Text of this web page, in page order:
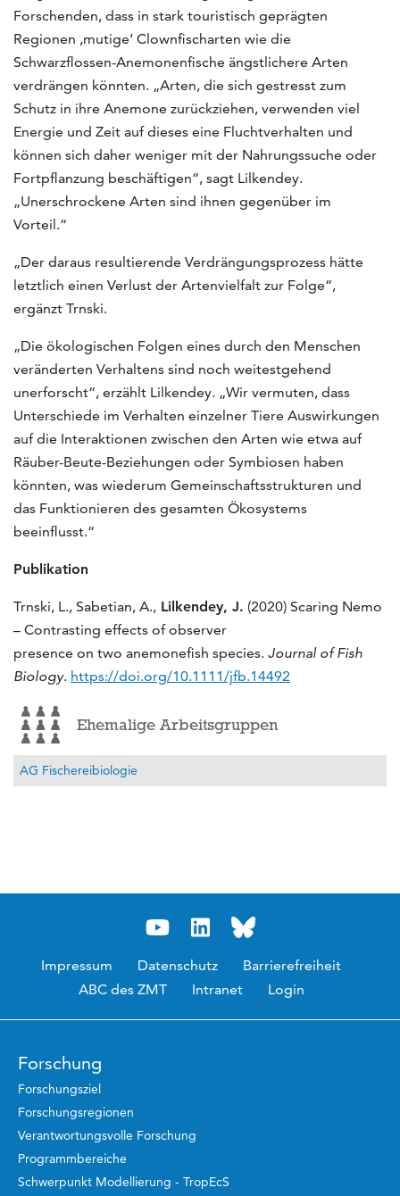
Forschenden, dass in stark touristisch geprägten
Regionen ‚mutige‘ Clownfischarten wie die
Schwarzflossen-Anemonenfische ängstlichere Arten
verdrängen könnten. „Arten, die sich gestresst zum
Schutz in ihre Anemone zurückziehen, verwenden viel
Energie und Zeit auf dieses eine Fluchtverhalten und
können sich daher weniger mit der Nahrungssuche oder
Fortpflanzung beschäftigen“, sagt Lilkendey.
„Unerschrockene Arten sind ihnen gegenüber im
Vorteil.“
„Der daraus resultierende Verdrängungsprozess hätte
letztlich einen Verlust der Artenvielfalt zur Folge“,
ergänzt Trnski.
„Die ökologischen Folgen eines durch den Menschen
veränderten Verhaltens sind noch weitestgehend
unerforscht“, erzählt Lilkendey. „Wir vermuten, dass
Unterschiede im Verhalten einzelner Tiere Auswirkungen
auf die Interaktionen zwischen den Arten wie etwa auf
Räuber-Beute-Beziehungen oder Symbiosen haben
könnten, was wiederum Gemeinschaftsstrukturen und
das Funktionieren des gesamten Ökosystems
beeinflusst.“
Publikation
Trnski, L., Sabetian, A., Lilkendey, J. (2020) Scaring Nemo
– Contrasting effects of observer
presence on two anemonefish species. Journal of Fish
Biology. https://doi.org/10.1111/jfb.14492
Ehemalige Arbeitsgruppen
AG Fischereibiologie
Impressum Datenschutz
Barrierefreiheit
ABC des ZMT
Intranet Login
Forschung
Forschungsziel
Forschungsregionen
Verantwortungsvolle Forschung
Programmbereiche
Schwerpunkt Modellierung - TropEcS